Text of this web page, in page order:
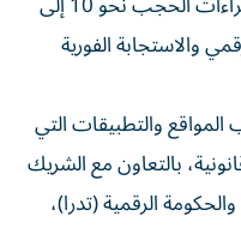
والاستجابة الفورية
والتطبيقات التي
بالتعاون مع الشريك
الرقمية (تدرا)،